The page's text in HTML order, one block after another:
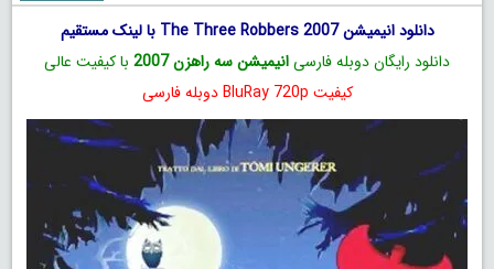
دانلود انیمیشن The Three Robbers 2007 با لینک مستقیم
دانلود رایگان دوبله فارسیانیمیشن سه راهزن 2007
با کیفیت عالی
کیفیت BluRay 720p دوبله فارسی